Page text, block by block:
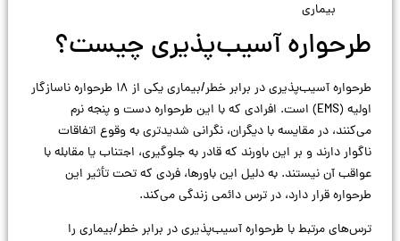
بیماری
طرحواره آسیب‌پذیری چیست؟
طرحواره آسیب‌پذیری در برابر خطر/بیماری یکی از ۱۸ طرحواره ناسازگار
اولیه (EMS) است. افرادی که با این طرحواره دست و پنجه نرم
می‌کنند، در مقایسه با دیگران، نگرانی شدیدتری به وقوع اتفاقات
ناگوار دارند و بر این باورند که قادر به جلوگیری، اجتناب یا مقابله با
عواقب آن نیستند. به دلیل این باورها، فردی که تحت تأثیر این
طرحواره قرار دارد، در ترس دائمی زندگی می‌کند.
ترس‌های مرتبط با طرحواره آسیب‌پذیری در برابر خطر/بیماری را